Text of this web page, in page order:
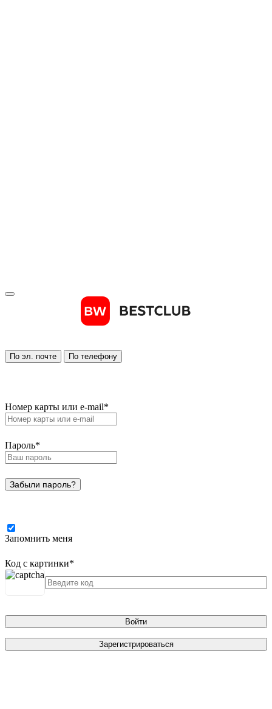
По эл. почте По телефону
Номер карты или e-mail*
Пароль*
Забыли пароль?
Запомнить меня
Код с картинки*
Войти
Зарегистрироваться